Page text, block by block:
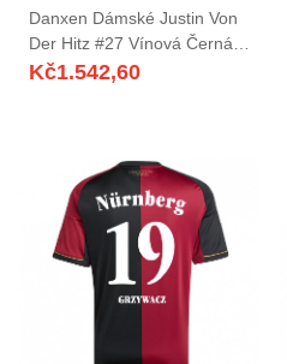
Danxen Dámské Justin Von
Der Hitz #27 Vínová Černá
Domů Hráčské Dresy
Kč1.542,60